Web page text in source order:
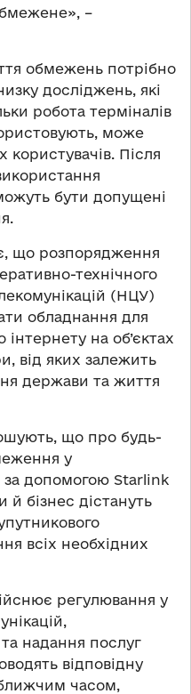
–
обмежень потрібно
досліджень, які
робота терміналів
може
Після
бути допущені
що розпорядження
технічного
(НЦУ)
обладнання для
на об’єктах
від яких залежить
держави та життя
що про будь-
у
за допомогою Starlink
й бізнес дістануть
всіх необхідних
регулювання у
надання послуг
відповідну
часом,